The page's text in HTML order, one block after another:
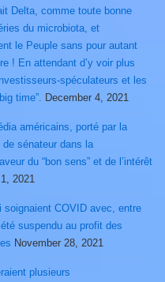
Delta, comme toute bonne
du microbiota, et
le Peuple sans pour autant
! En attendant d’y voir plus
spéculateurs et les
time”. December 4, 2021
américains, porté par la
sénateur dans la
du “bon sens” et de l’intérêt
2021
soignaient COVID avec, entre
suspendu au profit des
November 28, 2021
plusieurs